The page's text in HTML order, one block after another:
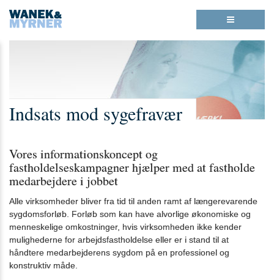
menu
over
tilbage
vores
os
1.1:
Nyhedsbrev
1.2:
1.4:
Phoner/mødebooker
søges
2.0:
Callcenter
2.1:
Mødebooking
2.2:
E-
mail
tilladelser
2.3:
Undersøgelser
og
analyse
2.4:
Tilmeldinger
Indsats mod sygefravær
Vores informationskoncept og
fastholdelseskampagner hjælper med at fastholde
medarbejdere i jobbet
Alle virksomheder bliver fra tid til anden ramt af længerevarende
sygdomsforløb. Forløb som kan have alvorlige økonomiske og
menneskelige omkostninger, hvis virksomheden ikke kender
mulighederne for arbejdsfastholdelse eller er i stand til at
håndtere medarbejderens sygdom på en professionel og
konstruktiv måde.